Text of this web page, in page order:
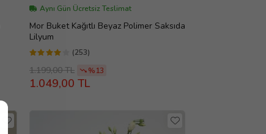
Aynı Gün Ücretsiz Teslimat
Mor Buket Kağıtlı Beyaz Polimer Saksıda
Lilyum
(253)
1.199,00 TL %13
1.049,00 TL